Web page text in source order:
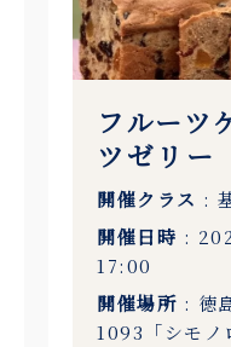
フルーツ
ツゼリー
開催クラス :
開催日時 :
17:00
開催場所 : 徳
1093「シモノ